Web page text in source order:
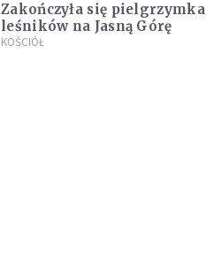
Zakończyła się pielgrzymka
leśników na Jasną Górę
KOŚCIÓŁ